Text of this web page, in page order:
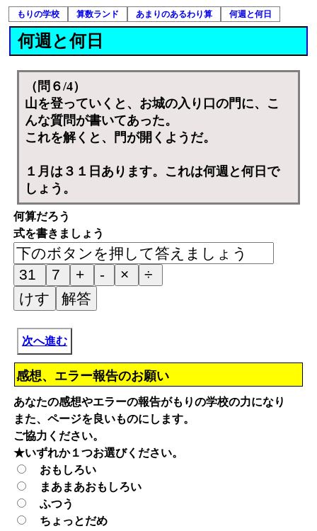
もりの学校 算数ランド あまりのあるわり算 何週と何日
何週と何日
（問６/4）
山を登っていくと、お城の入り口の門に、こ
んな質問が書いてあった。
これを解くと、門が開くようだ。
１月は３１日あります。これは何週と何日で
しょう。
何算だろう
式を書きましょう
次へ進む
感想、エラー報告のお願い
あなたの感想やエラーの報告がもりの学校の力になり
また、ページを良いものにします。
ご協力ください。
★いずれか１つお選びください。
おもしろい
まあまあおもしろい
ふつう
ちょっとだめ